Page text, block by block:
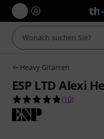
Heavy Gitarren
ESP LTD Alexi
4.8 von 5
(10)